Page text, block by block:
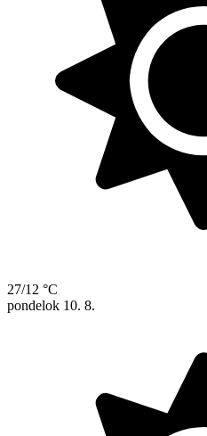
27/12 °C
pondelok 10. 8.